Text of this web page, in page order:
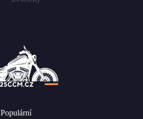
Populární